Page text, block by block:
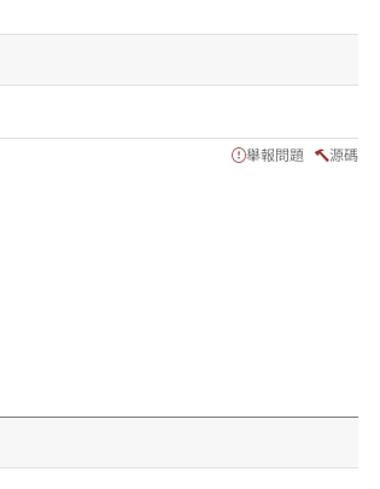
舉報問題 源碼